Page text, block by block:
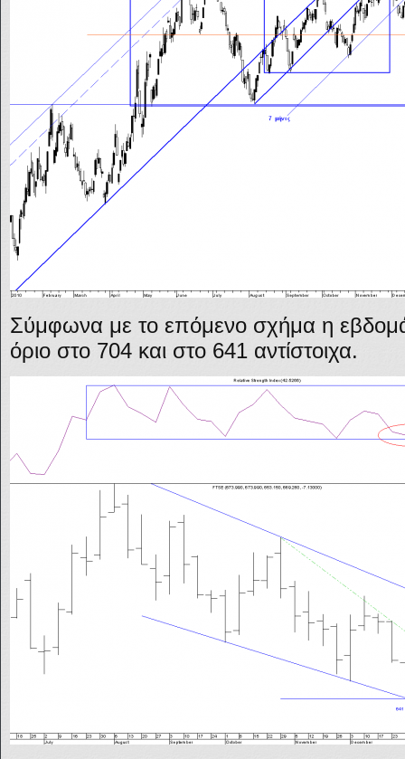
Σύμφωνα με το επόμενο σχήμα η
όριο στο 704 και στο 641 αντίστοιχα.